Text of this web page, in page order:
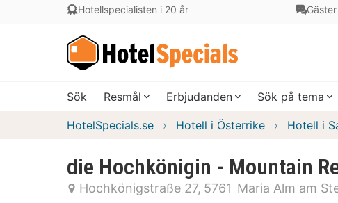
Hotellspecialisten i 20 år
Sök Resmål Erbjudanden Sök på tema
HotelSpecials.se Hotell i Österrike Hotell i
die Hochkönigin - Mountain
Hochkönigstraße 27 5761 Maria Alm am